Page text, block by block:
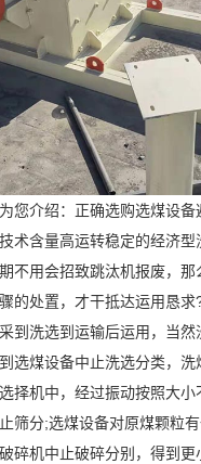
您介绍：正确选购选煤设
术含量高运转稳定的经济型
不用会招致跳汰机报废，
的处置，才干抵达运用恳求
到洗选到运输后运用，当
选煤设备中止洗选分类，
择机中，经过振动按照大
筛分;选煤设备对原煤颗粒
碎机中止破碎分别，得到